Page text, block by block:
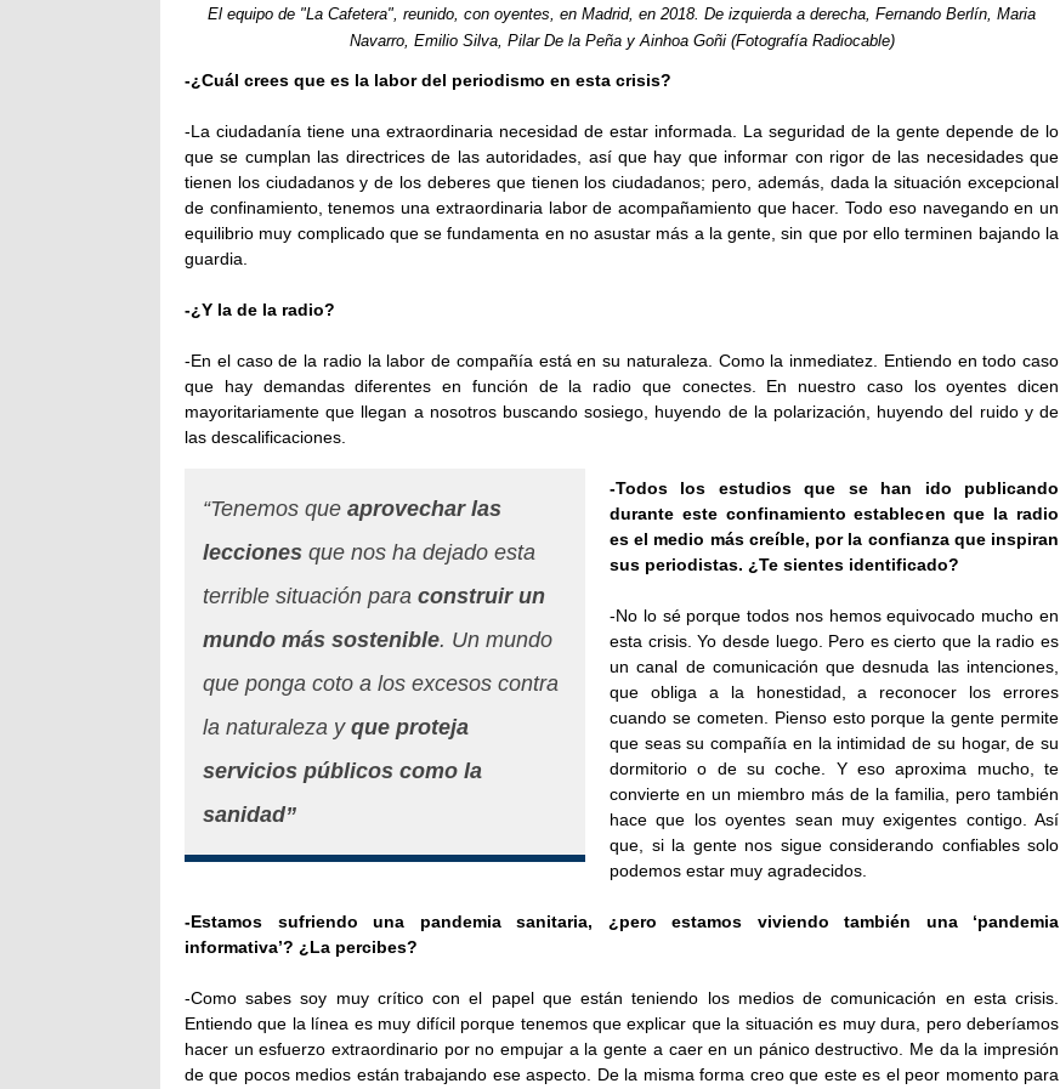
El equipo de "La Cafetera", reunido, con oyentes, en Madrid, en 2018. De izquierda a derecha, Fernando Berlín, Maria
Navarro, Emilio Silva, Pilar De la Peña y Ainhoa Goñi (Fotografía Radiocable)
-¿Cuál crees que es la labor del periodismo en esta crisis?
-La ciudadanía tiene una extraordinaria necesidad de estar informada. La seguridad de la gente depende de lo
que se cumplan las directrices de las autoridades, así que hay que informar con rigor de las necesidades que
tienen los ciudadanos y de los deberes que tienen los ciudadanos; pero, además, dada la situación excepcional
de confinamiento, tenemos una extraordinaria labor de acompañamiento que hacer. Todo eso navegando en un
equilibrio muy complicado que se fundamenta en no asustar más a la gente, sin que por ello terminen bajando la
guardia.
-¿Y la de la radio?
-En el caso de la radio la labor de compañía está en su naturaleza. Como la inmediatez. Entiendo en todo caso
que hay demandas diferentes en función de la radio que conectes. En nuestro caso los oyentes dicen
mayoritariamente que llegan a nosotros buscando sosiego, huyendo de la polarización, huyendo del ruido y de
las descalificaciones.
“Tenemos que aprovechar las
lecciones que nos ha dejado esta
terrible situación para construir un
mundo más sostenible. Un mundo
que ponga coto a los excesos contra
la naturaleza y que proteja
servicios públicos como la
sanidad”
-Todos los estudios que se han ido publicando
durante este confinamiento establecen que la radio
es el medio más creíble, por la confianza que inspiran
sus periodistas. ¿Te sientes identificado?
-No lo sé porque todos nos hemos equivocado mucho en
esta crisis. Yo desde luego. Pero es cierto que la radio es
un canal de comunicación que desnuda las intenciones,
que obliga a la honestidad, a reconocer los errores
cuando se cometen. Pienso esto porque la gente permite
que seas su compañía en la intimidad de su hogar, de su
dormitorio o de su coche. Y eso aproxima mucho, te
convierte en un miembro más de la familia, pero también
hace que los oyentes sean muy exigentes contigo. Así
que, si la gente nos sigue considerando confiables solo
podemos estar muy agradecidos.
-Estamos sufriendo una pandemia sanitaria, ¿pero estamos viviendo también una ‘pandemia
informativa’? ¿La percibes?
-Como sabes soy muy crítico con el papel que están teniendo los medios de comunicación en esta crisis.
Entiendo que la línea es muy difícil porque tenemos que explicar que la situación es muy dura, pero deberíamos
hacer un esfuerzo extraordinario por no empujar a la gente a caer en un pánico destructivo. Me da la impresión
de que pocos medios están trabajando ese aspecto. De la misma forma creo que este es el peor momento para